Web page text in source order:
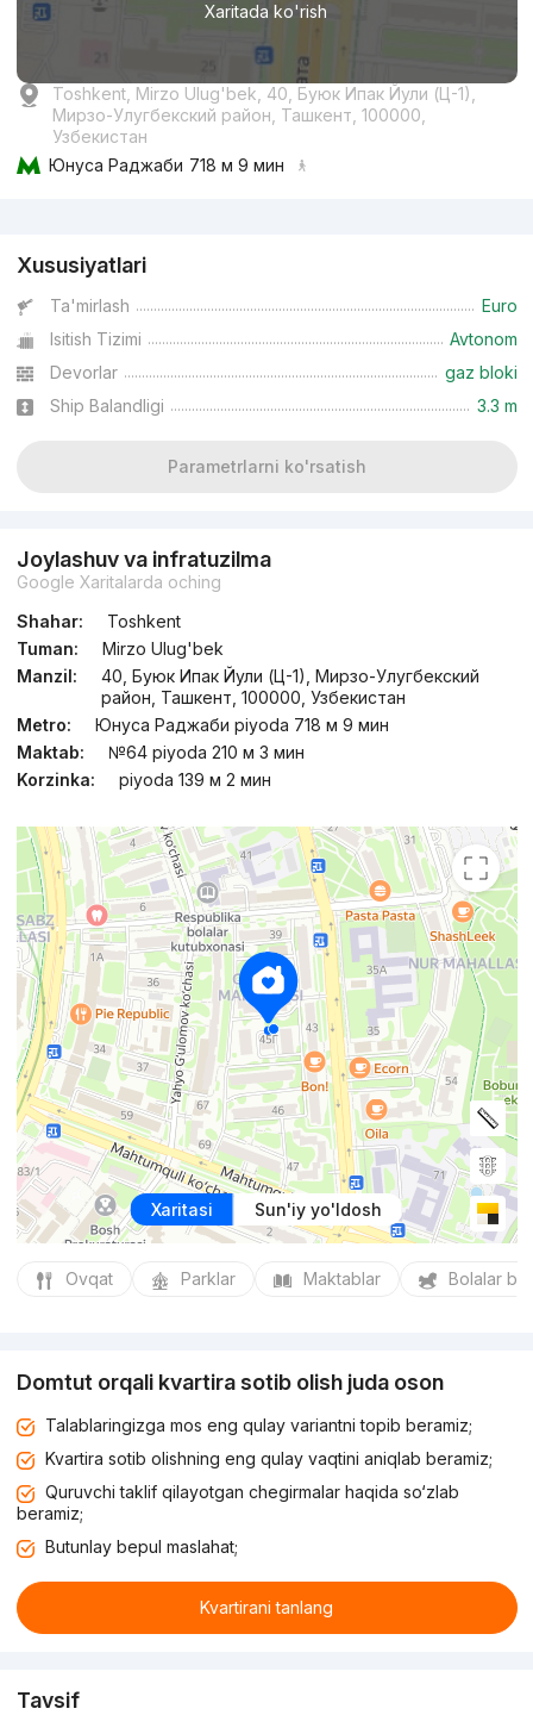
Xaritada ko'rish
Toshkent, Mirzo Ulug'bek, 40, Буюк Ипак Йули (Ц-1),
Мирзо-Улугбекский район, Ташкент, 100000,
Узбекистан
Юнуса Раджаби 718 м 9 мин
Xususiyatlari
Ta'mirlash
Euro
Isitish Tizimi
Avtonom
Devorlar
gaz bloki
Ship Balandligi
3.3 m
Parametrlarni ko'rsatish
Joylashuv va infratuzilma
Google Xaritalarda oching
Shahar:
Toshkent
Tuman:
Mirzo Ulug'bek
Manzil:
40, Буюк Ипак Йули (Ц-1), Мирзо-Улугбекский
район, Ташкент, 100000, Узбекистан
Metro:
Юнуса Раджаби piyoda 718 м 9 мин
Maktab:
№64 piyoda 210 м 3 мин
Korzinka:
piyoda 139 м 2 мин
Xaritasi Sun'iy yo'ldosh
Ovqat Parklar Maktablar Bolalar
Domtut orqali kvartira sotib olish juda oson
Talablaringizga mos eng qulay variantni topib beramiz;
Kvartira sotib olishning eng qulay vaqtini aniqlab beramiz;
Quruvchi taklif qilayotgan chegirmalar haqida so‘zlab
beramiz;
Butunlay bepul maslahat;
Kvartirani tanlang
Tavsif